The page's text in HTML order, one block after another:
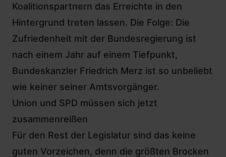
Koalitionspartnern das Erreichte in den
Hintergrund treten lassen. Die Folge: Die
Zufriedenheit mit der Bundesregierung ist
nach einem Jahr auf einem Tiefpunkt,
Bundeskanzler Friedrich Merz ist so unbeliebt
wie keiner seiner Amtsvorgänger.
Union und SPD müssen sich jetzt
zusammenreißen
Für den Rest der Legislatur sind das keine
guten Vorzeichen, denn die größten Brocken